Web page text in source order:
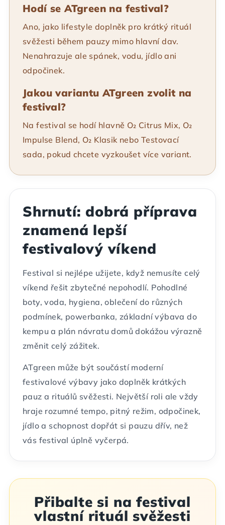
Hodí se ATgreen na festival?
Ano, jako lifestyle doplněk pro krátký rituál
svěžesti během pauzy mimo hlavní dav.
Nenahrazuje ale spánek, vodu, jídlo ani
odpočinek.
Jakou variantu ATgreen zvolit na
festival?
Na festival se hodí hlavně O₂ Citrus Mix, O₂
Impulse Blend, O₂ Klasik nebo Testovací
sada, pokud chcete vyzkoušet více variant.
Shrnutí: dobrá příprava
znamená lepší
festivalový víkend
Festival si nejlépe užijete, když nemusíte celý
víkend řešit zbytečné nepohodlí. Pohodlné
boty, voda, hygiena, oblečení do různých
podmínek, powerbanka, základní výbava do
kempu a plán návratu domů dokážou výrazně
změnit celý zážitek.
ATgreen může být součástí moderní
festivalové výbavy jako doplněk krátkých
pauz a rituálů svěžesti. Největší roli ale vždy
hraje rozumné tempo, pitný režim, odpočinek,
jídlo a schopnost dopřát si pauzu dřív, než
vás festival úplně vyčerpá.
Přibalte si na festival
vlastní rituál svěžesti